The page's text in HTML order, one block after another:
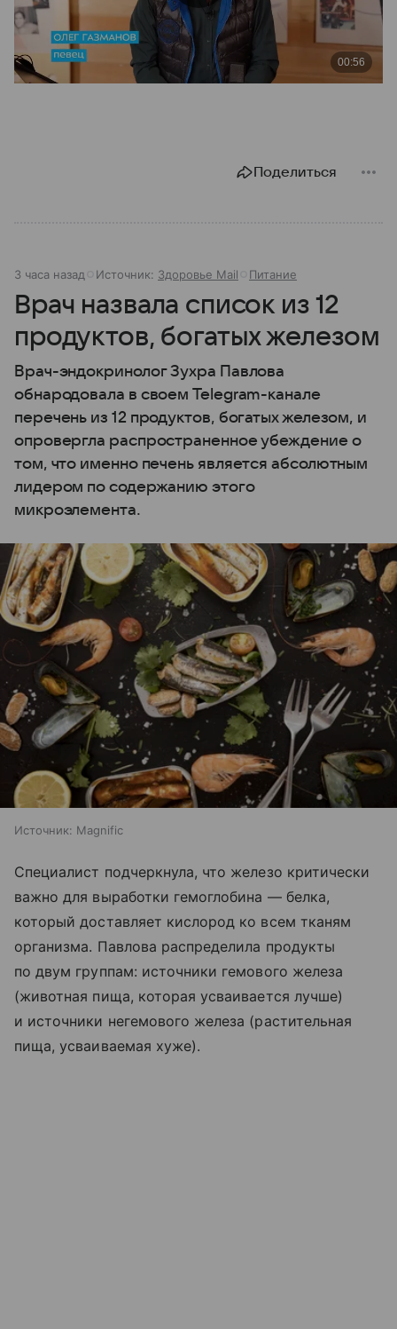
Поделиться
3 часа назад Источник: Здоровье Mail Питание
Врач назвала список из 12
продуктов, богатых железом
Врач-эндокринолог Зухра Павлова
обнародовала в своем Telegram-канале
перечень из 12 продуктов, богатых железом, и
опровергла распространенное убеждение о
том, что именно печень является абсолютным
лидером по содержанию этого
микроэлемента.
Источник: Magnific
Специалист подчеркнула, что железо критически
важно для выработки гемоглобина — белка,
который доставляет кислород ко всем тканям
организма. Павлова распределила продукты
по двум группам: источники гемового железа
(животная пища, которая усваивается лучше)
и источники негемового железа (растительная
пища, усваиваемая хуже).